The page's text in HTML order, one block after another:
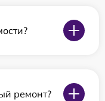
ремонт?